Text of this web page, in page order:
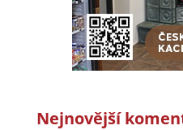
Nejnovější